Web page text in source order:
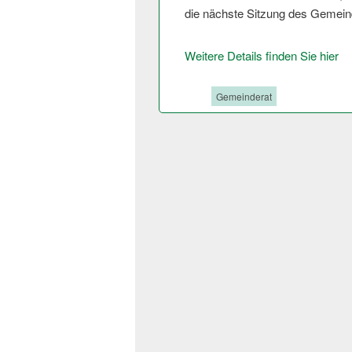
die nächste Sitzung des
Weitere Details finden Sie hier
Gemeinderat